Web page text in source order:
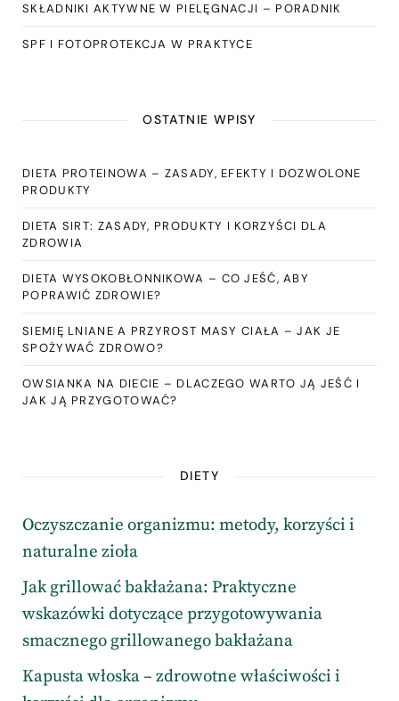
SKŁADNIKI AKTYWNE W PIELĘGNACJI – PORADNIK
SPF I FOTOPROTEKCJA W PRAKTYCE
OSTATNIE WPISY
DIETA PROTEINOWA – ZASADY, EFEKTY I DOZWOLONE
PRODUKTY
DIETA SIRT: ZASADY, PRODUKTY I KORZYŚCI DLA
ZDROWIA
DIETA WYSOKOBŁONNIKOWA – CO JEŚĆ, ABY
POPRAWIĆ ZDROWIE?
SIEMIĘ LNIANE A PRZYROST MASY CIAŁA – JAK JE
SPOŻYWAĆ ZDROWO?
OWSIANKA NA DIECIE – DLACZEGO WARTO JĄ JEŚĆ I
JAK JĄ PRZYGOTOWAĆ?
DIETY
Oczyszczanie organizmu: metody, korzyści i
naturalne zioła
Jak grillować bakłażana: Praktyczne
wskazówki dotyczące przygotowywania
smacznego grillowanego bakłażana
Kapusta włoska – zdrowotne właściwości i